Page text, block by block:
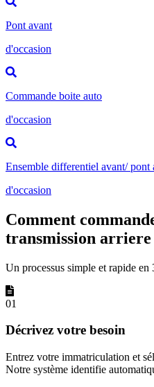
Pont avant
d'occasion
Commande boite auto
d'occasion
Ensemble differentiel avant/ pont
d'occasion
Comment
transmission arriere
Un processus simple et rapide en
01
Décrivez votre besoin
Entrez votre immatriculation et
Notre système identifie